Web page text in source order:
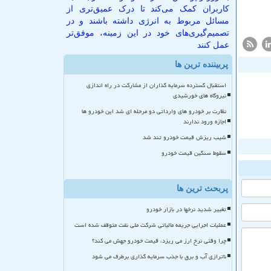
کاربران کمک می‌کند تا درک عمیق‌تری از
مسائل مربوط به انرژی داشته باشند و در
تصمیم‌گیری‌های خود در این زمینه، موفق‌تر
عمل کنند
پربیننده ترین ها
استقبال گسترده سرمایه گذاران از مشارکت در راه اندازی
نیروگاه های خورشیدی
نظارت بر خودرو های وارداتی دو مرحله ای شد این خودرو ها
اجازه ورود ندارند
شیب ریزش قیمت خودرو تند شد
سقوط سنگین قیمت خودرو
پربحث ترین ها
تغییر شدید نرخها در بازار خودرو
عملیات اجرایی جریمه مالیاتی شرکت ملی نفت متوقف شده است
چرا وقتی نرخ ارز می ریزد، قیمت خودرو جهش می کند؟
ناترازی آب و برق با جذب سرمایه گذاری برطرف می شود